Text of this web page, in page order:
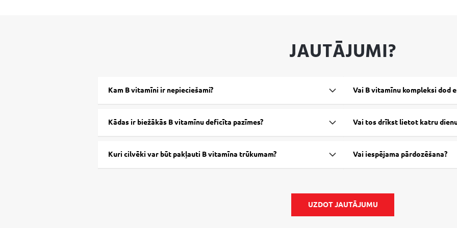
JAUTĀJUMI?
Kam B vitamīni ir nepieciešami?
Kādas ir biežākās B vitamīnu deficīta pazīmes?
Kuri cilvēki var būt pakļauti B vitamīna trūkumam?
Vai B vitamīnu kompleksi dod
Vai tos drīkst lietot katru
Vai iespējama pārdozēšana?
UZDOT JAUTĀJUMU